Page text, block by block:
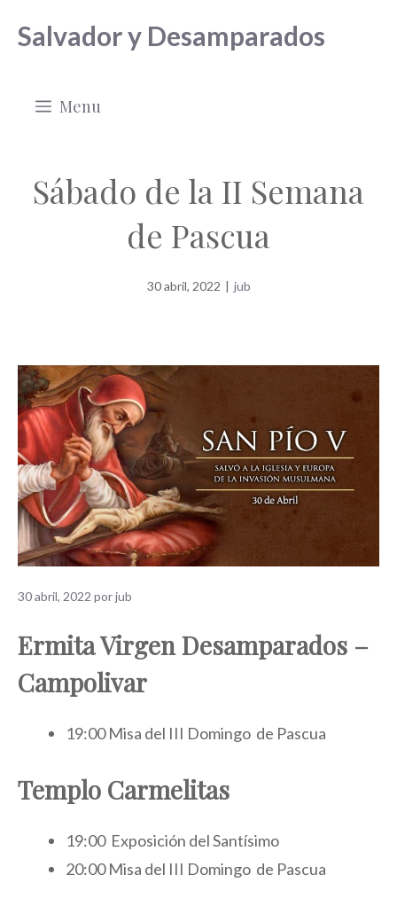
Salvador y Desamparados
Menu
Sábado de la II Semana
de Pascua
30 abril, 2022 | jub
30 abril, 2022 porjub
Ermita Virgen Desamparados –
Campolivar
19:00 Misa del III Domingo de Pascua
Templo Carmelitas
19:00 Exposición del Santísimo
20:00 Misa del III Domingo de Pascua